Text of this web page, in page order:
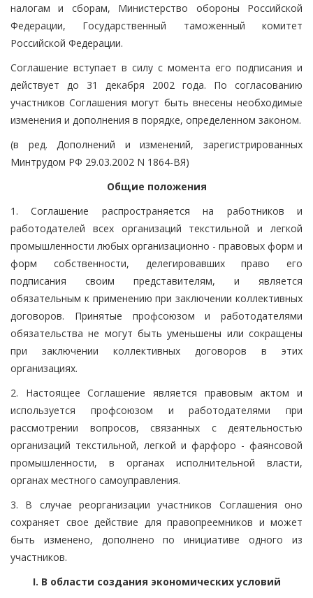
налогам и сборам, Министерство обороны Российской
Федерации, Государственный таможенный комитет
Российской Федерации.
Соглашение вступает в силу с момента его подписания и
действует до 31 декабря 2002 года. По согласованию
участников Соглашения могут быть внесены необходимые
изменения и дополнения в порядке, определенном законом.
(в ред. Дополнений и изменений, зарегистрированных
Минтрудом РФ 29.03.2002 N 1864-ВЯ)
Общие положения
1. Соглашение распространяется на работников и
работодателей всех организаций текстильной и легкой
промышленности любых организационно - правовых форм и
форм собственности, делегировавших право его
подписания своим представителям, и является
обязательным к применению при заключении коллективных
договоров. Принятые профсоюзом и работодателями
обязательства не могут быть уменьшены или сокращены
при заключении коллективных договоров в этих
организациях.
2. Настоящее Соглашение является правовым актом и
используется профсоюзом и работодателями при
рассмотрении вопросов, связанных с деятельностью
организаций текстильной, легкой и фарфоро - фаянсовой
промышленности, в органах исполнительной власти,
органах местного самоуправления.
3. В случае реорганизации участников Соглашения оно
сохраняет свое действие для правопреемников и может
быть изменено, дополнено по инициативе одного из
участников.
I. В области создания экономических условий